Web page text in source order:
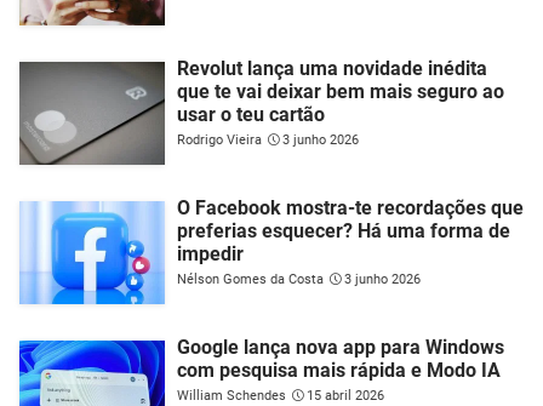
Revolut lança uma novidade inédita
que te vai deixar bem mais seguro ao
usar o teu cartão
Rodrigo Vieira 3 junho 2026
O Facebook mostra-te recordações que
preferias esquecer? Há uma forma de
impedir
Nélson Gomes da Costa 3 junho 2026
Google lança nova app para Windows
com pesquisa mais rápida e Modo IA
William Schendes 15 abril 2026